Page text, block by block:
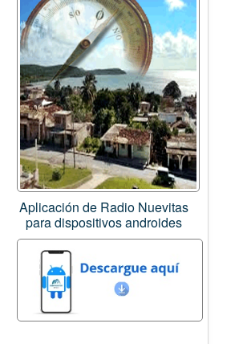
Aplicación de Radio Nuevitas
para dispositivos androides